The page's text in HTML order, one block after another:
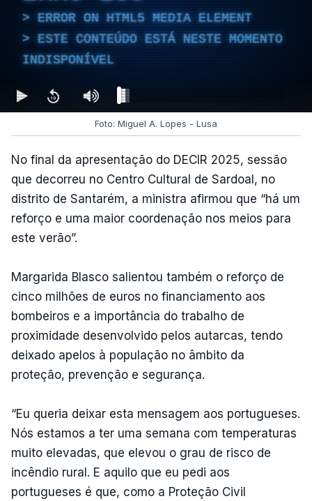
ERROR ON HTML5 MEDIA ELEMENT
ESTE CONTEÚDO ESTÁ NESTE MOMENTO
INDISPONÍVEL
Foto: Miguel A. Lopes - Lusa
No final da apresentação do DECIR 2025, sessão
que decorreu no Centro Cultural de Sardoal, no
distrito de Santarém, a ministra afirmou que “há um
reforço e uma maior coordenação nos meios para
este verão”.
Margarida Blasco salientou também o reforço de
cinco milhões de euros no financiamento aos
bombeiros e a importância do trabalho de
proximidade desenvolvido pelos autarcas, tendo
deixado apelos à população no âmbito da
proteção, prevenção e segurança.
“Eu queria deixar esta mensagem aos portugueses.
Nós estamos a ter uma semana com temperaturas
muito elevadas, que elevou o grau de risco de
incêndio rural. E aquilo que eu pedi aos
portugueses é que, como a Proteção Civil